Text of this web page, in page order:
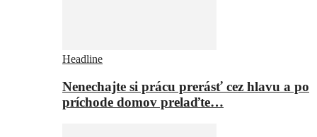
Headline
Nenechajte si prácu prerásť cez hlavu a po
príchode domov prelaďte…